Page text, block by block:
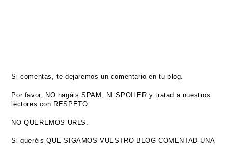
Si comentas, te dejaremos un comentario en tu blog.
Por favor, NO hagáis SPAM, NI SPOILER y tratad a nuestros
lectores con RESPETO.
NO QUEREMOS URLS.
Si queréis QUE SIGAMOS VUESTRO BLOG COMENTAD UNA